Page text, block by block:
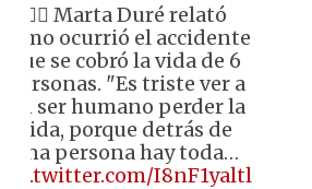
👉🏼 Marta Duré relató
cómo ocurrió el accidente
que se cobró la vida de 6
personas. "Es triste ver a
un ser humano perder la
vida, porque detrás de
una persona hay toda…
pic.twitter.com/I8nF1yaltl